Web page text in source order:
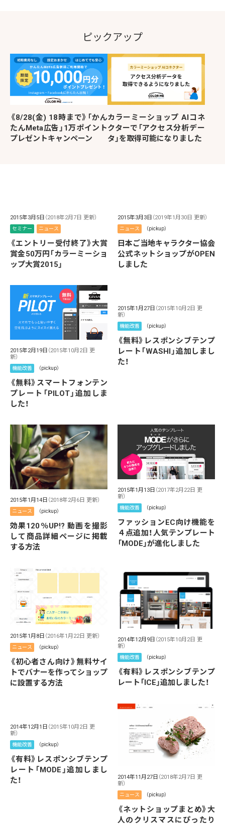
ピックアップ
《8/28(金) 18時まで》「かん
たんMeta広告」1万ポイント
プレゼントキャンペーン
カラーミーショップ AIコネ
クターで「アクセス分析デー
タ」を取得可能になりました
2015年3月5日 （2018年2月7日 更新）
セミナー ニュース
《エントリー受付終了》大賞
賞金50万円「カラーミーショ
ップ大賞2015」
2015年3月3日 （2019年1月30日 更新）
ニュース （pickup）
日本ご当地キャラクター協会
公式ネットショップがOPEN
しました
2015年2月19日 （2015年10月2日 更
新）
機能改善 （pickup）
《無料》スマートフォンテン
プレート「PILOT」追加しま
した！
2015年1月27日 （2015年10月2日 更
新）
機能改善 （pickup）
《無料》レスポンシブテンプ
レート「WASHI」追加しまし
た！
2015年1月14日 （2018年2月6日 更新）
ニュース （pickup）
効果120％UP!? 動画を撮影
して商品詳細ページに掲載
する方法
2015年1月13日 （2017年2月22日 更
新）
機能改善 （pickup）
ファッションEC向け機能を
４点追加！人気テンプレート
「MODE」が進化しました
2015年1月8日 （2016年1月22日 更新）
ニュース （pickup）
《初心者さん向け》無料サイ
トでバナーを作ってショップ
に設置する方法
2014年12月9日 （2015年10月2日 更
新）
機能改善 （pickup）
《有料》レスポンシブテンプ
レート「ICE」追加しました！
2014年12月1日 （2015年10月2日 更
新）
機能改善 （pickup）
《有料》レスポンシブテンプ
レート「MODE」追加しまし
た！
2014年11月27日 （2018年2月7日 更
新）
ニュース （pickup）
《ネットショップまとめ》大
人のクリスマスにぴったり